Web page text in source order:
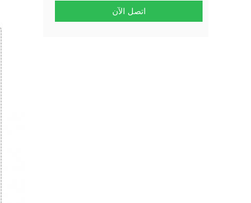
اتصل الآن